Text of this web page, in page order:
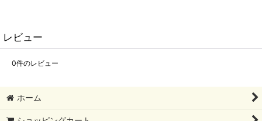
レビュー
0件のレビュー
ホーム